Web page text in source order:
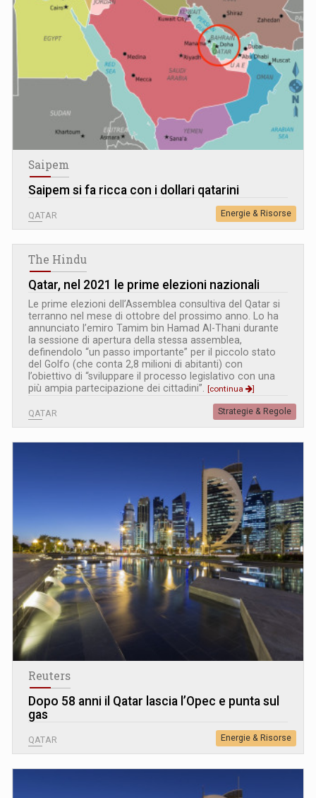
Saipem
Saipem si fa ricca con i dollari qatarini
QATAR Energie & Risorse
The Hindu
Qatar, nel 2021 le prime elezioni nazionali
Le prime elezioni dell’Assemblea consultiva del Qatar si
terranno nel mese di ottobre del prossimo anno. Lo ha
annunciato l’emiro Tamim bin Hamad Al-Thani durante
la sessione di apertura della stessa assemblea,
definendolo “un passo importante” per il piccolo stato
del Golfo (che conta 2,8 milioni di abitanti) con
l’obiettivo di “sviluppare il processo legislativo con una
più ampia partecipazione dei cittadini”. [continua ]
QATAR Strategie & Regole
Reuters
Dopo 58 anni il Qatar lascia l’Opec e punta sul
gas
QATAR Energie & Risorse